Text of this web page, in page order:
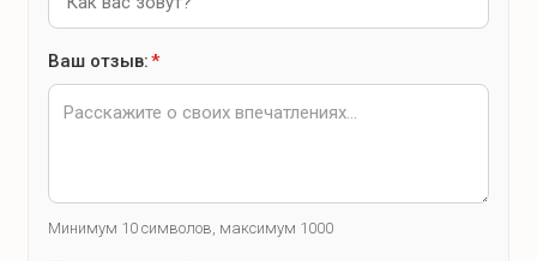
масло
микроволновая печь
Ваш отзыв:*
Минимум 10 символов, максимум 1000